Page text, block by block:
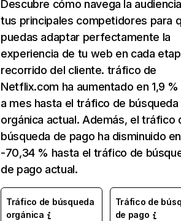
Descubre cómo navega la
tus principales competidores para
puedas adaptar perfectamente la
experiencia de tu web en cada
recorrido del cliente. tráfico de
Netflix.com ha aumentado en 1,9
a mes hasta el tráfico de búsqueda
orgánica actual. Además, el tráfico
búsqueda de pago ha disminuido en
-70,34 % hasta el tráfico de
de pago actual.
Tráfico de búsqueda
orgánica
Tráfico de
de pago